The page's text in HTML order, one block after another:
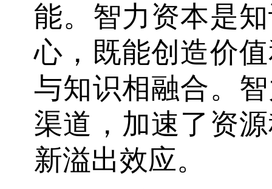
能。智力资本是
心，既能创造价
与知识相融合。
渠道，加速了资
新溢出效应。